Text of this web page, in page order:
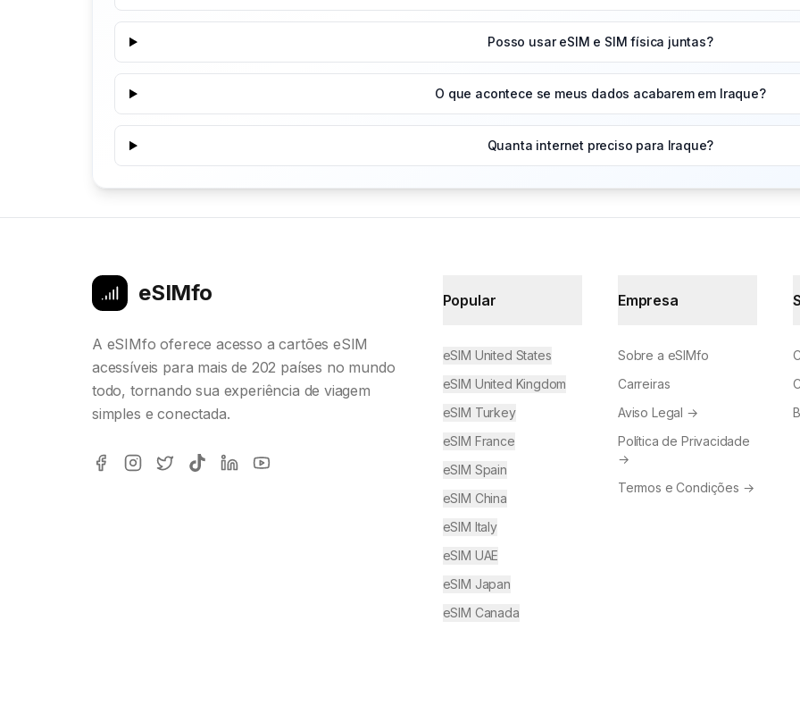
Posso usar eSIM e SIM física juntas?
O que acontece se meus dados acabarem em Iraque?
Quanta internet preciso para Iraque?
eSIMfo
A eSIMfo oferece acesso a cartões eSIM
acessíveis para mais de 202 países no mundo
todo, tornando sua experiência de viagem
simples e conectada.
Popular
eSIM United States
eSIM United Kingdom
eSIM Turkey
eSIM France
eSIM Spain
eSIM China
eSIM Italy
eSIM UAE
eSIM Japan
eSIM Canada
Empresa
Sobre a eSIMfo
Carreiras
Aviso Legal →
Política de Privacidade
→
Termos e Condições →